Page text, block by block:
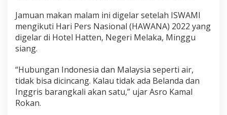
Jamuan makan malam ini digelar setelah ISWAMI
mengikuti Hari Pers Nasional (HAWANA) 2022 yang
digelar di Hotel Hatten, Negeri Melaka, Minggu
siang.
“Hubungan Indonesia dan Malaysia seperti air,
tidak bisa dicincang. Kalau tidak ada Belanda dan
Inggris barangkali akan satu,” ujar Asro Kamal
Rokan.